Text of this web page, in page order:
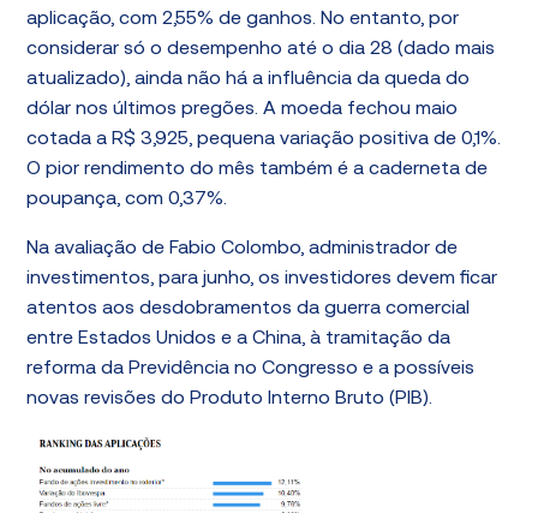
aplicação, com 2,55% de ganhos. No entanto, por
considerar só o desempenho até o dia 28 (dado mais
atualizado), ainda não há a influência da queda do
dólar nos últimos pregões. A moeda fechou maio
cotada a R$ 3,925, pequena variação positiva de 0,1%.
O pior rendimento do mês também é a caderneta de
poupança, com 0,37%.
Na avaliação de Fabio Colombo, administrador de
investimentos, para junho, os investidores devem ficar
atentos aos desdobramentos da guerra comercial
entre Estados Unidos e a China, à tramitação da
reforma da Previdência no Congresso e a possíveis
novas revisões do Produto Interno Bruto (PIB).